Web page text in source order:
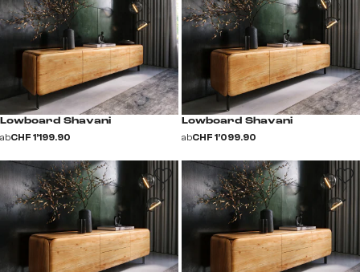
Lowboard Shavani
abCHF 1’199.90
Lowboard Shavani
abCHF 1’099.90